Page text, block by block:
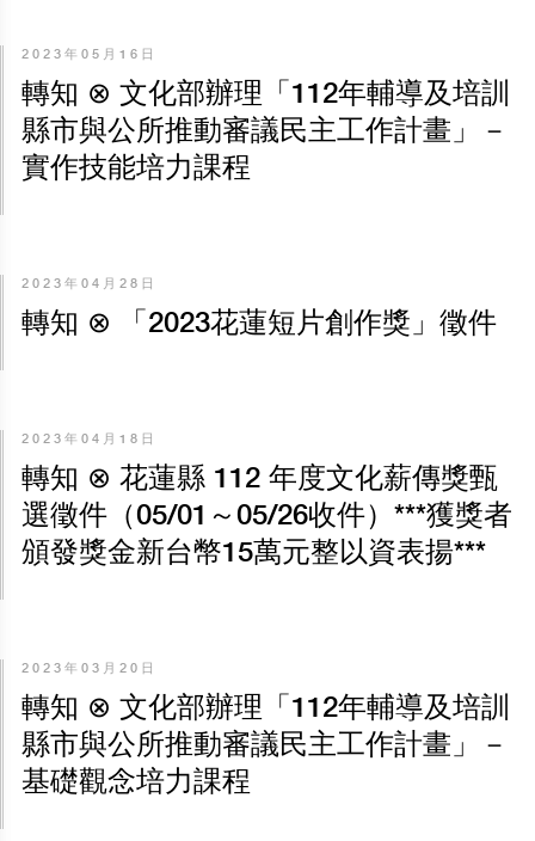
2023年05月16日
轉知 ⊗ 文化部辦理「112年輔導及培訓
縣市與公所推動審議民主工作計畫」－
實作技能培力課程
2023年04月28日
轉知 ⊗ 「2023花蓮短片創作獎」徵件
2023年04月18日
轉知 ⊗ 花蓮縣 112 年度文化薪傳獎甄
選徵件（05/01～05/26收件）***獲獎者
頒發獎金新台幣15萬元整以資表揚***
2023年03月20日
轉知 ⊗ 文化部辦理「112年輔導及培訓
縣市與公所推動審議民主工作計畫」－
基礎觀念培力課程